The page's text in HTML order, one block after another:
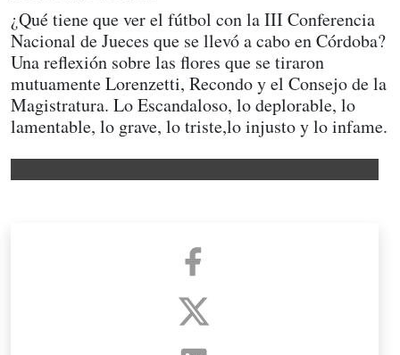
¿Qué tiene que ver el fútbol con la III Conferencia
Nacional de Jueces que se llevó a cabo en Córdoba?
Una reflexión sobre las flores que se tiraron
mutuamente Lorenzetti, Recondo y el Consejo de la
Magistratura. Lo Escandaloso, lo deplorable, lo
lamentable, lo grave, lo triste,lo injusto y lo infame.